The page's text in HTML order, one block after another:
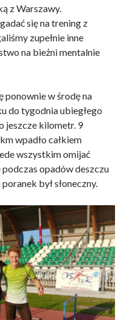
z Warszawy.
się na trening z
zupełnie inne
na bieżni mentalnie
ponownie w środę na
do tygodnia ubiegłego
jeszcze kilometr. 9
wpadło całkiem
wszystkim omijać
opadów deszczu
był słoneczny.